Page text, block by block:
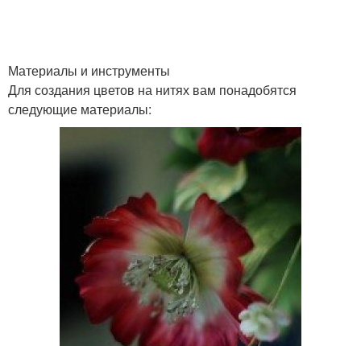
Материалы и инструменты
Для создания цветов на нитях вам понадобятся
следующие материалы: